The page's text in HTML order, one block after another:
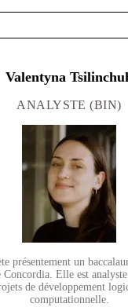
Valentyna
ANALYSTE (BIN)
présentement un
Concordia. Elle est
de développement
computationnelle.